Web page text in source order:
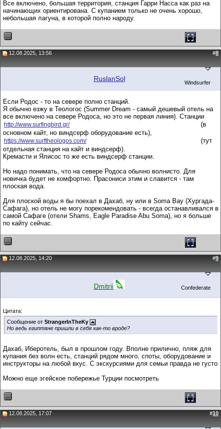
Все включено, большая территория, станция Гарри Насса как раз на
начинающих ориентирована. С купанием только не очень хорошо,
небольшая лагуна, в которой полно народу.
12.08.2025, 13:56 #8
RuslanSol Windsurfer
Если Родос - то на севере полно станций.
Я обычно езжу в Теологос (Summer Dream - самый дешевый отель на
все включено на севере Родоса, но это не первая линия). Станции
http://www.surfingbird.gr/
(в
основном кайт, но виндсерф оборудование есть),
https://www.surftheologos.com/
(тут
отдельная станция на кайт и виндсерф).
Кремасти и Ялисос то же есть виндсерф станции.
Но надо понимать, что на севере Родоса обычно волнисто. Для
новичка будет не комфортно. Прасониси этим и славится - там
плоская вода.
Для плоской воды я бы поехал в Дахаб, ну или в Soma Bay (Хургада-
Сафага), но отель не могу порекомендовать - всегда останавливался в
самой Сафаге (отели Shams, Eagle Paradise Abu Soma), но я больше
по кайту сейчас.
12.08.2025, 14:20 #9
Dmitrii Confederate
Цитата:
Сообщение от StrangerInTheKy
Но ведь египтяне пришли в себя как-то вроде?
Дахаб, Иберотель, был в прошлом году. Вполне прилично, пляж для
купания без волн есть, станций рядом много, споты, оборудование и
инструкторы на любой вкус. С экскурсиями для семьи правда не густо
Можно еще эгейское побережье Турции посмотреть
12.08.2025, 17:07 #10